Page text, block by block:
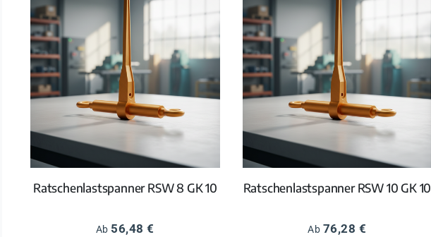
Ratschenlastspanner RSW 8 GK 10
Regulärer Preis:
Ab 56,48 €
Ratschenlastspanner RSW 10 GK 10
Regulärer Preis:
Ab 76,28 €